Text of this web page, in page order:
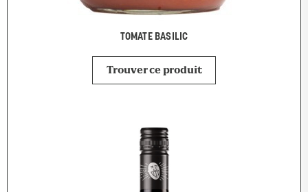
TOMATE BASILIC
Trouver ce produit